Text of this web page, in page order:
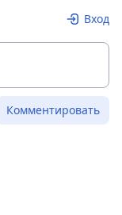
Вход
Комментировать